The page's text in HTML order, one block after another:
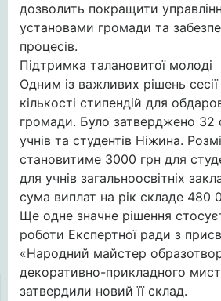
дозволить покращити
установами громади та
процесів.
Підтримка талановитої молоді
Одним із важливих рішень
кількості стипендій для
громади. Було затверджено 32
учнів та студентів Ніжина.
становитиме 3000 грн для
для учнів загальноосвітніх
сума виплат на рік складе 480
Ще одне значне рішення
роботи Експертної ради з
«Народний майстер
декоративно-прикладного
затвердили новий її склад.